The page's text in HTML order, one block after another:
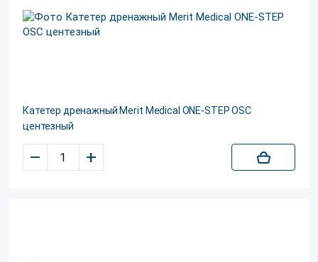
Катетер дренажный Merit Medical ONE-STEP OSC
центезный
– +